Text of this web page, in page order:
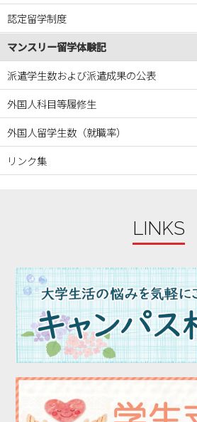
2024年05月
2024年04月
2024年03月
2024年02月
2024年01月
2023年12月
2023年11月
2023年10月
2023年05月
2023年04月
2023年03月
2023年02月
2023年01月
2022年12月
2022年11月
認定留学制度
マンスリー留学体験記
派遣学生数および派遣成果の公表
外国人科目等履修生
外国人留学生数（就職率）
リンク集
LINKS